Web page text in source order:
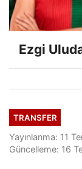
Ezgi
TRANSFER
Yayınlanma: 11
Güncelleme: 16